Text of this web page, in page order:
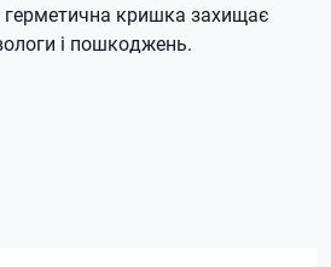
герметична кришка захищає
і пошкоджень.